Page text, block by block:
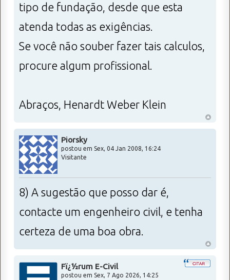
tipo de fundação, desde que esta
atenda todas as exigências.
Se você não souber fazer tais calculos,
procure algum profissional.
Abraços, Henardt Weber Klein
Piorsky
postou em Sex, 04 Jan 2008, 16:24
Visitante
8) A sugestão que posso dar é,
contacte um engenheiro civil, e tenha
certeza de uma boa obra.
Fï¿½rum E-Civil
postou em Sex, 7 Ago 2026, 14:25